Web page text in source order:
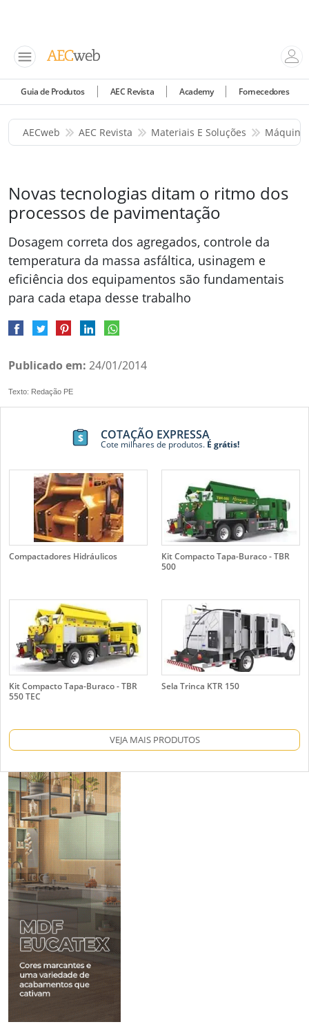
Guia de Produtos AEC Revista Academy Fornecedores
AECweb AEC Revista Materiais E Soluções
Novas tecnologias ditam o ritmo dos
processos de pavimentação
Dosagem correta dos agregados, controle da
temperatura da massa asfáltica, usinagem e
eficiência dos equipamentos são fundamentais
para cada etapa desse trabalho
Publicado em: 24/01/2014
Texto: Redação PE
COTAÇÃO EXPRESSA
Cote milhares de produtos.É grátis!
Compactadores Hidráulicos
Kit Compacto Tapa-Buraco - TBR
500
Kit Compacto Tapa-Buraco - TBR
550 TEC
Sela Trinca KTR 150
VEJA MAIS PRODUTOS